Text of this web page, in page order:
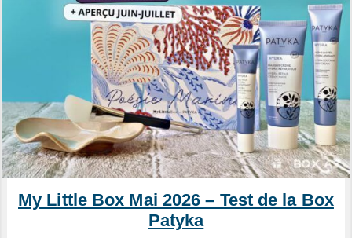
My Little Box Mai 2026 – Test de la Box
Patyka